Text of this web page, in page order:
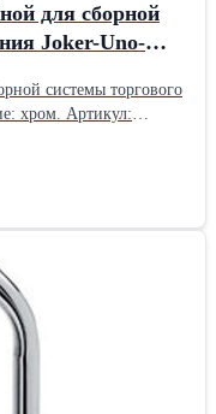
для сборной
Joker-Uno-
системы торгового
хром. Артикул:
Италия. Товар
Италия.